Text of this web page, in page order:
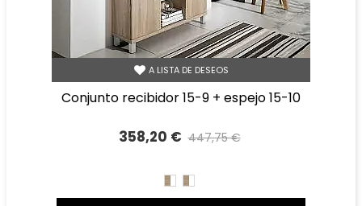
A LISTA DE DESEOS
conjunto recibidor 15-9 + espejo 15-10
358,20 € 447,75 €
CAMBRIAN/BLANCO
BLANCO/CAMBRIAN